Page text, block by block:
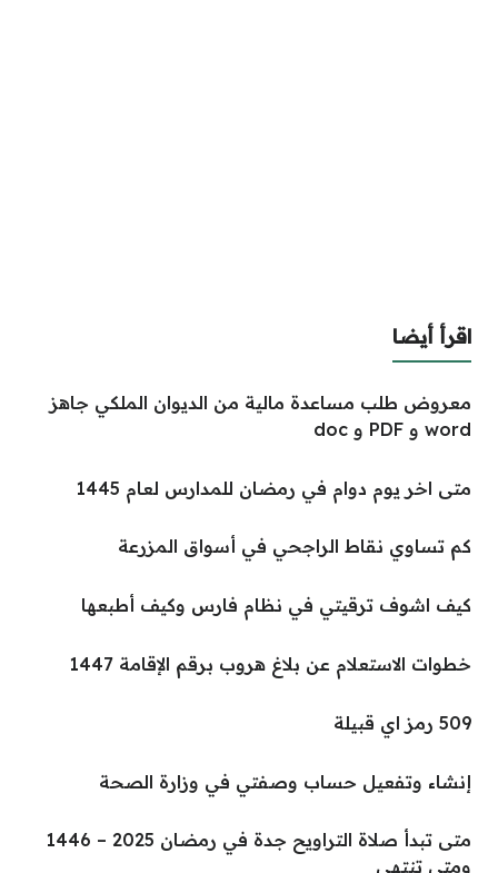
اقرأ أيضا
معروض طلب مساعدة مالية من الديوان الملكي جاهز
word و PDF و doc
متى اخر يوم دوام في رمضان للمدارس لعام 1445
كم تساوي نقاط الراجحي في أسواق المزرعة
كيف اشوف ترقيتي في نظام فارس وكيف أطبعها
خطوات الاستعلام عن بلاغ هروب برقم الإقامة 1447
509 رمز اي قبيلة
إنشاء وتفعيل حساب وصفتي في وزارة الصحة
متى تبدأ صلاة التراويح جدة في رمضان 2025 – 1446
ومتى تنتهي